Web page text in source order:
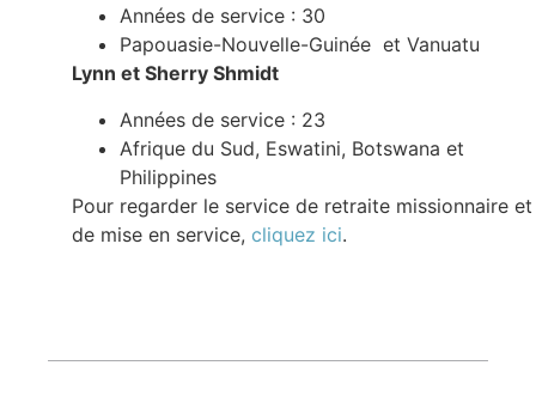
Années de service : 30
Papouasie-Nouvelle-Guinée et Vanuatu
Lynn et Sherry Shmidt
Années de service : 23
Afrique du Sud, Eswatini, Botswana et
Philippines
Pour regarder le service de retraite missionnaire et
de mise en service, cliquez ici.